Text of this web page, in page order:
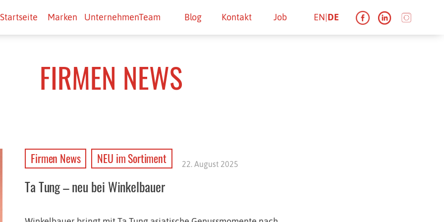
Startseite Marken UnternehmenTeam Blog Kontakt Job EN DE
FIRMEN NEWS
Firmen News NEU im Sortiment 22. August 2025
Ta Tung – neu bei Winkelbauer